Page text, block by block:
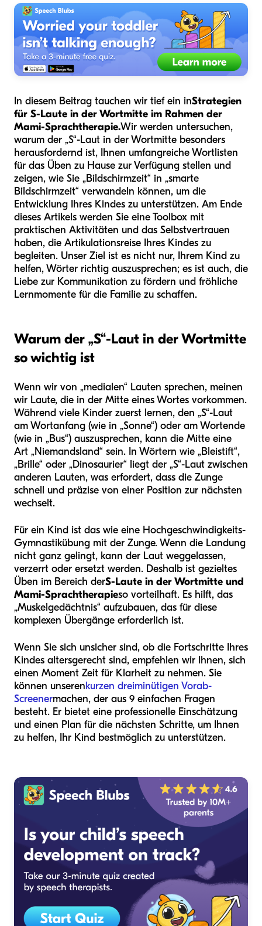
In diesem Beitrag tauchen wir tief ein inStrategien
für S-Laute in der Wortmitte im Rahmen der
Mami-Sprachtherapie.Wir werden untersuchen,
warum der „S“-Laut in der Wortmitte besonders
herausfordernd ist, Ihnen umfangreiche Wortlisten
für das Üben zu Hause zur Verfügung stellen und
zeigen, wie Sie „Bildschirmzeit“ in „smarte
Bildschirmzeit“ verwandeln können, um die
Entwicklung Ihres Kindes zu unterstützen. Am Ende
dieses Artikels werden Sie eine Toolbox mit
praktischen Aktivitäten und das Selbstvertrauen
haben, die Artikulationsreise Ihres Kindes zu
begleiten. Unser Ziel ist es nicht nur, Ihrem Kind zu
helfen, Wörter richtig auszusprechen; es ist auch, die
Liebe zur Kommunikation zu fördern und fröhliche
Lernmomente für die Familie zu schaffen.
Warum der „S“-Laut in der Wortmitte
so wichtig ist
Wenn wir von „medialen“ Lauten sprechen, meinen
wir Laute, die in der Mitte eines Wortes vorkommen.
Während viele Kinder zuerst lernen, den „S“-Laut
am Wortanfang (wie in „Sonne“) oder am Wortende
(wie in „Bus“) auszusprechen, kann die Mitte eine
Art „Niemandsland“ sein. In Wörtern wie „Bleistift“,
„Brille“ oder „Dinosaurier“ liegt der „S“-Laut zwischen
anderen Lauten, was erfordert, dass die Zunge
schnell und präzise von einer Position zur nächsten
wechselt.
Für ein Kind ist das wie eine Hochgeschwindigkeits-
Gymnastikübung mit der Zunge. Wenn die Landung
nicht ganz gelingt, kann der Laut weggelassen,
verzerrt oder ersetzt werden. Deshalb ist gezieltes
Üben im Bereich derS-Laute in der Wortmitte und
Mami-Sprachtherapieso vorteilhaft. Es hilft, das
„Muskelgedächtnis“ aufzubauen, das für diese
komplexen Übergänge erforderlich ist.
Wenn Sie sich unsicher sind, ob die Fortschritte Ihres
Kindes altersgerecht sind, empfehlen wir Ihnen, sich
einen Moment Zeit für Klarheit zu nehmen. Sie
können unserenkurzen dreiminütigen Vorab-
Screenermachen, der aus 9 einfachen Fragen
besteht. Er bietet eine professionelle Einschätzung
und einen Plan für die nächsten Schritte, um Ihnen
zu helfen, Ihr Kind bestmöglich zu unterstützen.